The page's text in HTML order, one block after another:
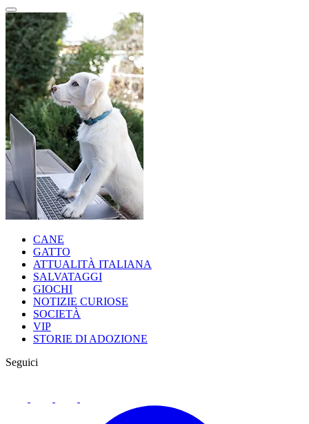
CANE
GATTO
ATTUALITÀ ITALIANA
SALVATAGGI
GIOCHI
NOTIZIE CURIOSE
SOCIETÀ
VIP
STORIE DI ADOZIONE
Seguici